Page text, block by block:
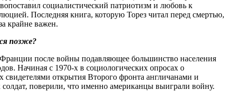
социалистический патриотизм и любовь к
Последняя книга, которую Торез читал перед смертью,
крайне важен.
позже?
после войны подавляющее большинство населения
Начиная с 1970-х в социологических опросах о
открытия Второго фронта англичанами и
поверили, что именно американцы выиграли войну.